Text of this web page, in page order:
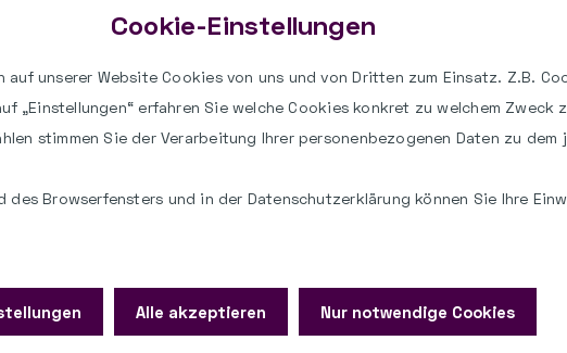
Cookie-Einstellungen
auf unserer Website Cookies von uns und von Dritten zum Einsatz. Z.B.
„Einstellungen“ erfahren Sie welche Cookies konkret zu welchem Zweck
stimmen Sie der Verarbeitung Ihrer personenbezogenen Daten zu dem
des Browserfensters und in der Datenschutzerklärung können Sie Ihre
Alle akzeptieren Nur notwendige Cookies
paed.ML® Windows 5.x
stellt das LMZ eine Handreichung
in der paed.ML® 5.x Schritt für
der OctoGate Version 4